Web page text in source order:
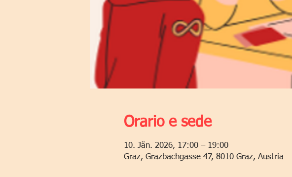
Orario e sede
10. Jän. 2026, 17:00 – 19:00
Graz, Grazbachgasse 47, 8010 Graz, Austria